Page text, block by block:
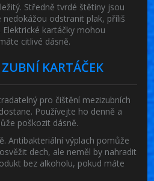
Středně tvrdé štětiny jsou
odstranit plak, příliš
kartáčky mohou
citlivé dásně.
KARTÁČEK
pro čištění mezizubních
Používejte ho denně a
poškozit dásně.
Antibakteriální výplach pomůže
dech, ale neměl by nahradit
bez alkoholu, pokud máte